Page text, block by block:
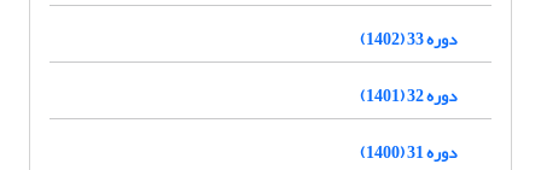
دوره 33 (1402)
دوره 32 (1401)
دوره 31 (1400)